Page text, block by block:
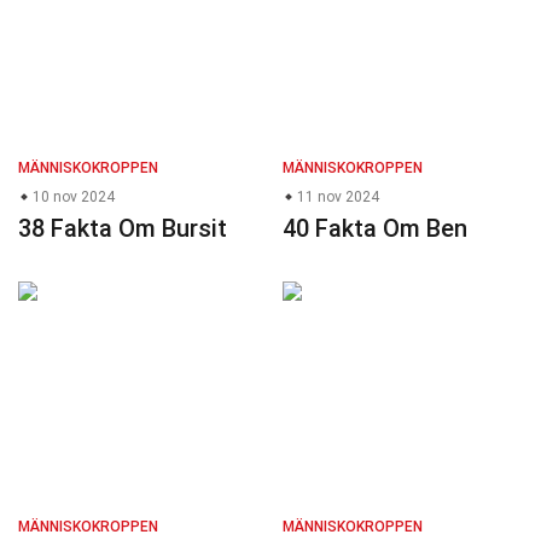
MÄNNISKOKROPPEN
10 nov 2024
38 Fakta Om Bursit
MÄNNISKOKROPPEN
11 nov 2024
40 Fakta Om Ben
MÄNNISKOKROPPEN
MÄNNISKOKROPPEN